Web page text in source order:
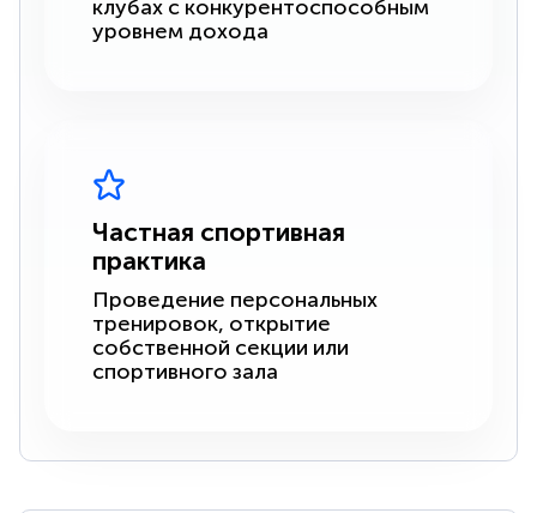
клубах с конкурентоспособным
уровнем дохода
Частная спортивная
практика
Проведение персональных
тренировок, открытие
собственной секции или
спортивного зала